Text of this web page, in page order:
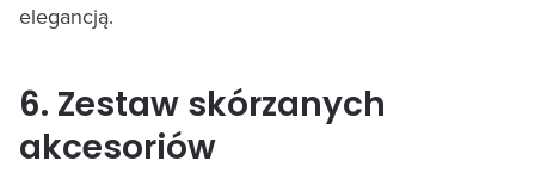
elegancją.
6. Zestaw skórzanych
akcesoriów